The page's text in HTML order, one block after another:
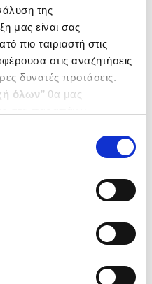
της
μας είναι σας
πιο ταιριαστή στις
στις αναζητήσεις
δυνατές προτάσεις.
όλων’’ θα μας
από τα παρακάτω με την
ενημερωθείτε σχετικά με